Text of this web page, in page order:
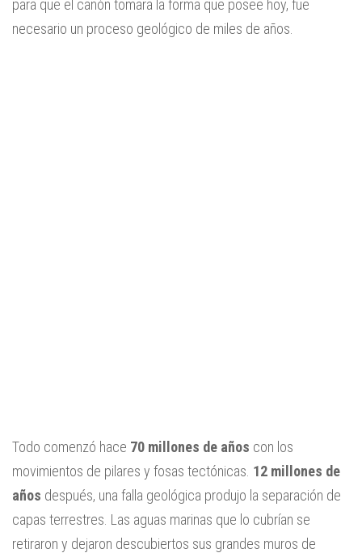
para que el cañón tomara la forma que posee hoy, fue
necesario un proceso geológico de miles de años.
Todo comenzó hace 70 millones de años con los
movimientos de pilares y fosas tectónicas. 12 millones de
años después, una falla geológica produjo la separación de
capas terrestres. Las aguas marinas que lo cubrían se
retiraron y dejaron descubiertos sus grandes muros de